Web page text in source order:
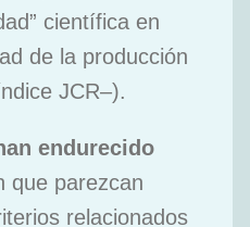
científica en
de la producción
JCR–).
endurecido
que parezcan
relacionados